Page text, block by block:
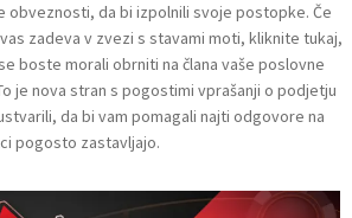
obveznosti, da bi izpolnili svoje postopke. Če
zadeva v zvezi s stavami moti, kliknite tukaj,
boste morali obrniti na člana vaše poslovne
je nova stran s pogostimi vprašanji o podjetju
da bi vam pomagali najti odgovore na
pogosto zastavljajo.